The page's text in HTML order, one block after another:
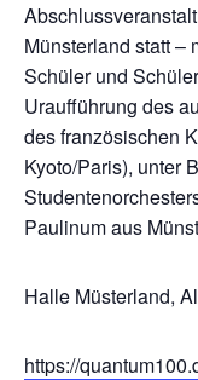
Münsterland statt –
Schüler und
Uraufführung des
des französischen
Kyoto/Paris), unter
Paulinum aus
Halle Müsterland,
https://